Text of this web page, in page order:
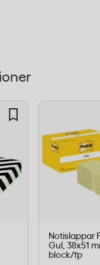
Notislappar
Gul, 38x51
block/fp